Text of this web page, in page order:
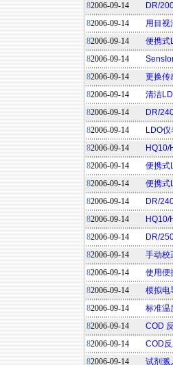
82006-09-14
DR/
82006-09-14
用目
82006-09-14
便携式
82006-09-14
82006-09-14
更换传
82006-09-14
清洁
82006-09-14
DR/
82006-09-14
LDO
82006-09-14
HQ10/
82006-09-14
便携式
82006-09-14
便携式
82006-09-14
DR/
82006-09-14
HQ10/
82006-09-14
DR/
82006-09-14
手动校
82006-09-14
使用便
82006-09-14
模拟电
82006-09-14
标准温
82006-09-14
COD
82006-09-14
COD
82006-09-14 试剂溅